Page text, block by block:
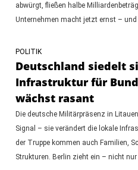
abwürgt, fließen halbe
Unternehmen macht jetzt ernst – und
POLITIK
Deutschland siedelt
Infrastruktur für
wächst rasant
Die deutsche Militärpräsenz in
Signal – sie verändert die lokale
der Truppe kommen auch Familien,
Strukturen. Berlin zieht ein – nicht